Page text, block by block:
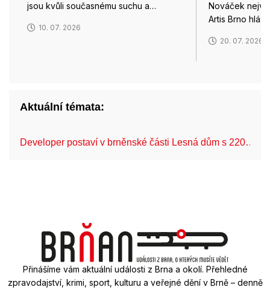
jsou kvůli současnému suchu a…
10. 07. 2026
Nováček
Artis Brno
20. 07. 2026
Aktuální témata:
Developer postaví v brněnské části Lesná dům s 220…
Přinášíme vám aktuální události z Brna a okolí. Přehledné
zpravodajství, krimi, sport, kulturu a veřejné dění v Brně – denně